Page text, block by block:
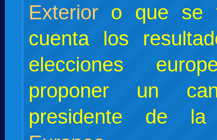
Exterioro que se
cuenta los
elecciones
proponer un
presidente de